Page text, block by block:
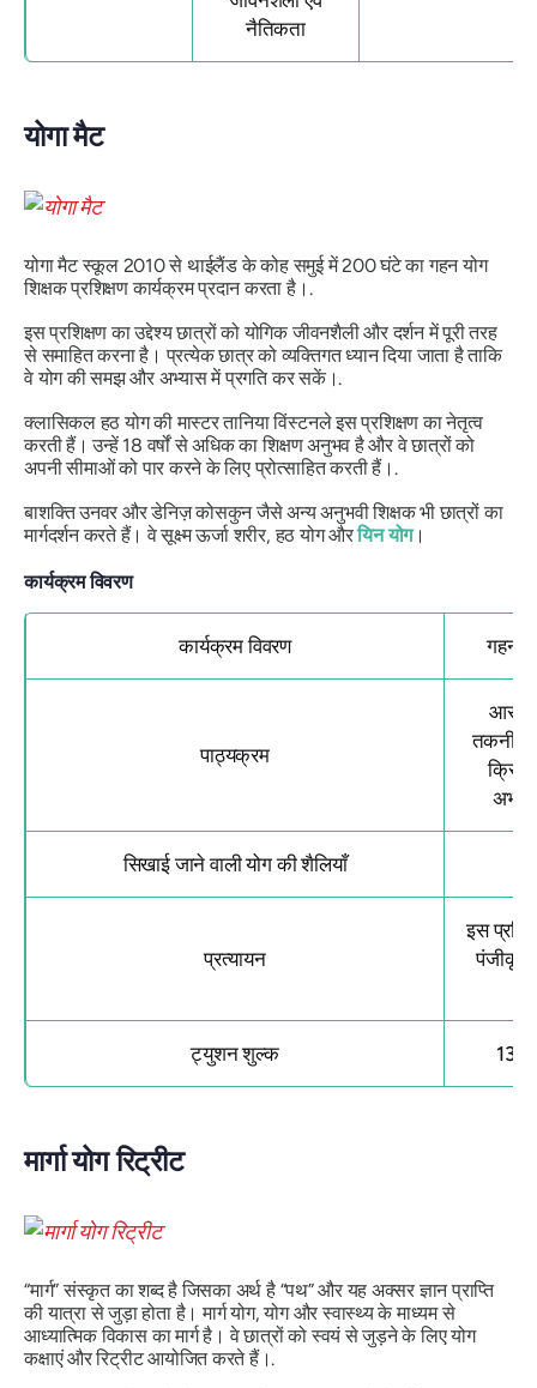
नैतिकता
योगा मैट
योगा मैट स्कूल 2010 से थाईलैंड के कोह समुई में 200 घंटे का गहन योग
शिक्षक प्रशिक्षण कार्यक्रम प्रदान करता है।.
इस प्रशिक्षण का उद्देश्य छात्रों को योगिक जीवनशैली और दर्शन में पूरी तरह
से समाहित करना है। प्रत्येक छात्र को व्यक्तिगत ध्यान दिया जाता है ताकि
वे योग की समझ और अभ्यास में प्रगति कर सकें।.
क्लासिकल हठ योग की मास्टर तानिया विंस्टनले इस प्रशिक्षण का नेतृत्व
करती हैं। उन्हें 18 वर्षों से अधिक का शिक्षण अनुभव है और वे छात्रों को
अपनी सीमाओं को पार करने के लिए प्रोत्साहित करती हैं।.
बाशक्ति उनवर और डेनिज़ कोसकुन जैसे अन्य अनुभवी शिक्षक भी छात्रों का
मार्गदर्शन करते हैं। वे सूक्ष्म ऊर्जा शरीर, हठ योग औरयिन योग।
कार्यक्रम विवरण
कार्यक्रम विवरण गहन
पाठ्यक्रम
आसन
तकनीकें;
क्रिया
सिखाई जाने वाली योग की शैलियाँ
प्रत्यायन
इस
पंजीकृत
ट्युशन शुल्क
मार्गा योग रिट्रीट
“मार्ग” संस्कृत का शब्द है जिसका अर्थ है “पथ” और यह अक्सर ज्ञान प्राप्ति
की यात्रा से जुड़ा होता है। मार्ग योग, योग और स्वास्थ्य के माध्यम से
आध्यात्मिक विकास का मार्ग है। वे छात्रों को स्वयं से जुड़ने के लिए योग
कक्षाएं और रिट्रीट आयोजित करते हैं।.